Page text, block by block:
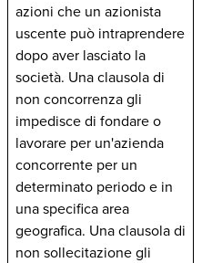
azioni che un azionista
uscente può intraprendere
dopo aver lasciato la
società. Una clausola di
non concorrenza gli
impedisce di fondare o
lavorare per un'azienda
concorrente per un
determinato periodo e in
una specifica area
geografica. Una clausola di
non sollecitazione gli